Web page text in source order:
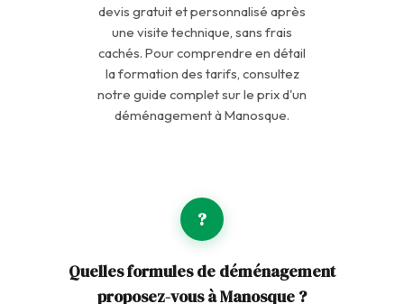
devis gratuit et personnalisé après
une visite technique, sans frais
cachés. Pour comprendre en détail
la formation des tarifs, consultez
notre guide complet sur le prix d'un
déménagement à Manosque.
?
Quelles formules de déménagement
proposez-vous à Manosque ?